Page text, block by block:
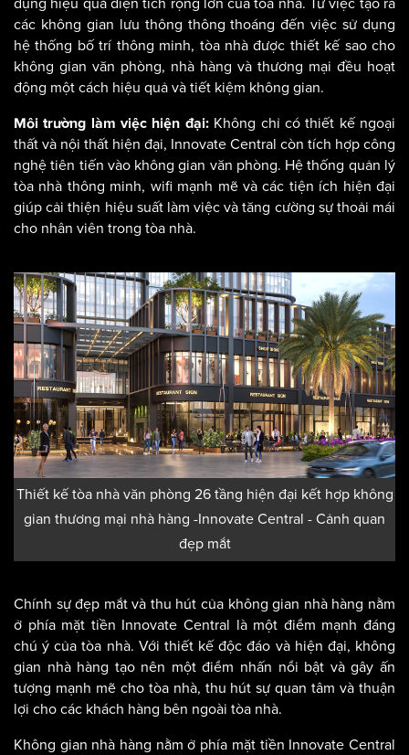
dụng hiệu quả diện tích rộng lớn của tòa nhà. Từ việc tạo ra
các không gian lưu thông thông thoáng đến việc sử dụng
hệ thống bố trí thông minh, tòa nhà được thiết kế sao cho
không gian văn phòng, nhà hàng và thương mại đều hoạt
động một cách hiệu quả và tiết kiệm không gian.
Môi trường làm việc hiện đại:Không chỉ có thiết kế ngoại
thất và nội thất hiện đại, Innovate Central còn tích hợp công
nghệ tiên tiến vào không gian văn phòng. Hệ thống quản lý
tòa nhà thông minh, wifi mạnh mẽ và các tiện ích hiện đại
giúp cải thiện hiệu suất làm việc và tăng cường sự thoải mái
cho nhân viên trong tòa nhà.
Thiết kế tòa nhà văn phòng 26 tầng hiện đại kết hợp không
gian thương mại nhà hàng -Innovate Central - Cảnh quan
đẹp mắt
Chính sự đẹp mắt và thu hút của không gian nhà hàng nằm
ở phía mặt tiền Innovate Central là một điểm mạnh đáng
chú ý của tòa nhà. Với thiết kế độc đáo và hiện đại, không
gian nhà hàng tạo nên một điểm nhấn nổi bật và gây ấn
tượng mạnh mẽ cho tòa nhà, thu hút sự quan tâm và thuận
lợi cho các khách hàng bên ngoài tòa nhà.
Không gian nhà hàng nằm ở phía mặt tiền Innovate Central